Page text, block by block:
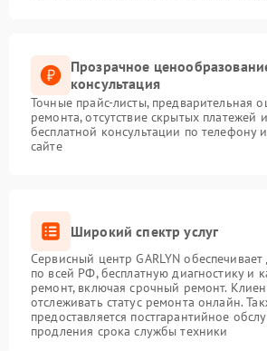
Прозрачное
консультация
Точные прайс-листы, предварительная
ремонта, отсутствие скрытых платежей
бесплатной консультации по телефону
сайте
Широкий спектр услуг
Сервисный центр GARLYN обеспечивает
по всей РФ, бесплатную диагностику и
ремонт, включая срочный ремонт.
отслеживать статус ремонта онлайн.
предоставляется постгарантийное
продления срока службы техники